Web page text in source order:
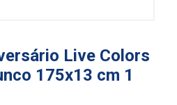
Live Colors
175x13 cm 1